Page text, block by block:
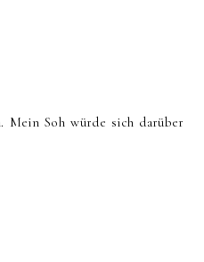
Soh würde sich darüber